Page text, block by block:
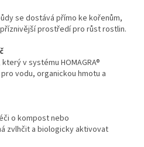
se dostává přímo ke kořenům,
prostředí pro růst rostlin.
v systému HOMAGRA®
vodu, organickou hmotu a
o kompost nebo
zvlhčit a biologicky aktivovat